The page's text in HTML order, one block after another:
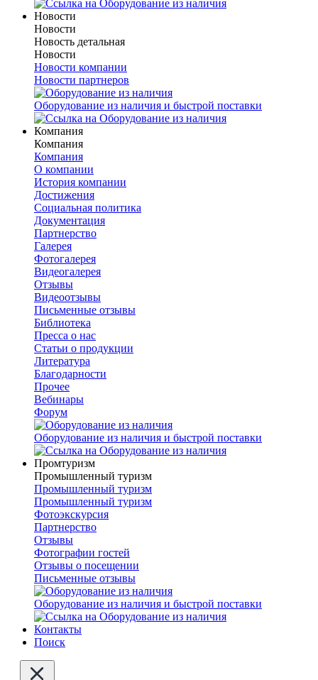
Новости
Новости
Новость детальная
Новости
Новости компании
Новости партнеров
Оборудование из наличия и быстрой поставки
Компания
Компания
Компания
О компании
История компании
Достижения
Социальная политика
Документация
Партнерство
Галерея
Фотогалерея
Видеогалерея
Отзывы
Видеоотзывы
Письменные отзывы
Библиотека
Пресса о нас
Статьи о продукции
Литература
Благодарности
Прочее
Вебинары
Форум
Оборудование из наличия и быстрой поставки
Промтуризм
Промышленный туризм
Промышленный туризм
Промышленный туризм
Фотоэкскурсия
Партнерство
Отзывы
Фотографии гостей
Отзывы о посещении
Письменные отзывы
Оборудование из наличия и быстрой поставки
Контакты
Поиск